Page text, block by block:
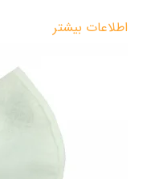
اطلاعات بیشتر